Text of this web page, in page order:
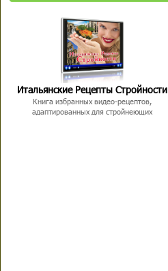
Итальянские Рецепты Стройности
Книга избранных видео-рецептов,
адаптированных для стройнеющих